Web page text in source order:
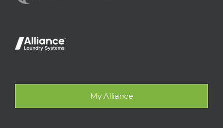
My Alliance